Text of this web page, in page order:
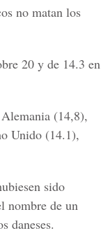
no matan los
20 y de 14.3 en
(14,8),
Unido (14.1),
sido
nombre de un
daneses.